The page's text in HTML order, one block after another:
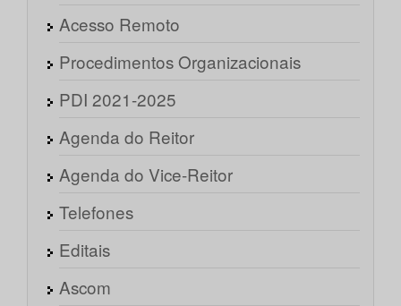
Acesso Remoto
Procedimentos Organizacionais
PDI 2021-2025
Agenda do Reitor
Agenda do Vice-Reitor
Telefones
Editais
Ascom